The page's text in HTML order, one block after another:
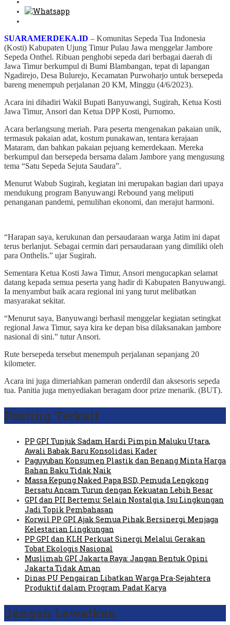
SUARAMERDEKA.ID – Komunitas Sepeda Tua Indonesia
(Kosti) Kabupaten Ujung Timur Pulau Jawa menggelar Jambore
Sepeda Onthel. Ribuan penghobi sepeda dari berbagai daerah di
Jawa Timur berkumpul di Bumi Blambangan, tepat di lapangan
Ngadirejo, Desa Bulurejo, Kecamatan Purwoharjo untuk bersepeda
bareng menempuh perjalanan 20 KM, Minggu (4/6/2023).
Acara ini dihadiri Wakil Bupati Banyuwangi, Sugirah, Ketua Kosti
Jawa Timur, Ansori dan Ketua DPP Kosti, Purnomo.
Acara berlangsung meriah. Para peserta mengenakan pakaian unik,
termasuk pakaian adat, kostum punakawan, tentara kerajaan
Mataram, dan bahkan pakaian pejuang kemerdekaan. Mereka
berkumpul dan bersepeda bersama dalam Jambore yang mengusung
tema “Satu Sepeda Sejuta Saudara”.
Menurut Wabub Sugirah, kegiatan ini merupakan bagian dari upaya
mendukung program Banyuwangi Rebound yang meliputi
penanganan pandemi, pemulihan ekonomi, dan merajut harmoni.
“Harapan saya, kerukunan dan persaudaraan warga Jatim ini dapat
terus berlanjut. Sebagai cermin dari persaudaraan yang dimiliki oleh
para Onthelis.” ujar Sugirah.
Sementara Ketua Kosti Jawa Timur, Ansori mengucapkan selamat
datang kepada semua peserta yang hadir di Kabupaten Banyuwangi.
Ia menyambut baik acara regional ini yang turut melibatkan
masyarakat sekitar.
“Menurut saya, Banyuwangi berhasil menggelar kegiatan setingkat
regional Jawa Timur, saya kira ke depan bisa dilaksanakan jambore
nasional di sini.” tutur Ansori.
Rute bersepeda tersebut menempuh perjalanan sepanjang 20
kilometer.
Acara ini juga dimeriahkan pameran onderdil dan aksesoris sepeda
tua. Panitia juga menyediakan beragam door prize menarik. (BUT).
Posting Terkait
PP GPI Tunjuk Sadam Hardi Pimpin Maluku Utara,
Awali Babak Baru Konsolidasi Kader
Paguyuban Konsumen Plastik dan Benang Minta Harga
Bahan Baku Tidak Naik
Massa Kepung Naked Papa BSD, Pemuda Lengkong
Bersatu Ancam Turun dengan Kekuatan Lebih Besar
GPI dan PII Bertemu: Selain Nostalgia, Isu Lingkungan
Jadi Topik Pembahasan
Korwil PP GPI Ajak Semua Pihak Bersinergi Menjaga
Kelestarian Lingkungan
PP GPI dan KLH Perkuat Sinergi Melalui Gerakan
Tobat Ekologis Nasional
Muslimah GPI Jakarta Raya: Jangan Bentuk Opini
Jakarta Tidak Aman
Dinas PU Pengairan Libatkan Warga Pra-Sejahtera
Produktif dalam Program Padat Karya
Jangan Lewatkan